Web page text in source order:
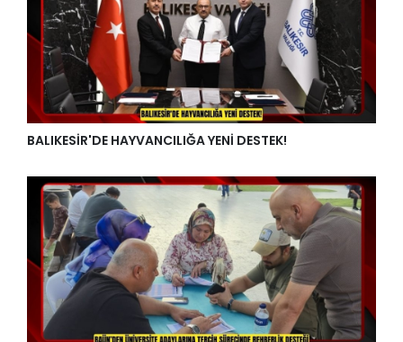
BALIKESİR'DE HAYVANCILIĞA YENİ DESTEK!